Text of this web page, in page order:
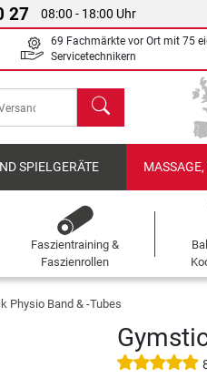
27 08:00 - 18:00 Uhr
69 Fachmärkte vor Ort mit 75
Servicetechnikern
Suchen
SPIELGERÄTE
Faszientraining &
Faszienrollen
Physio Band & -Tubes